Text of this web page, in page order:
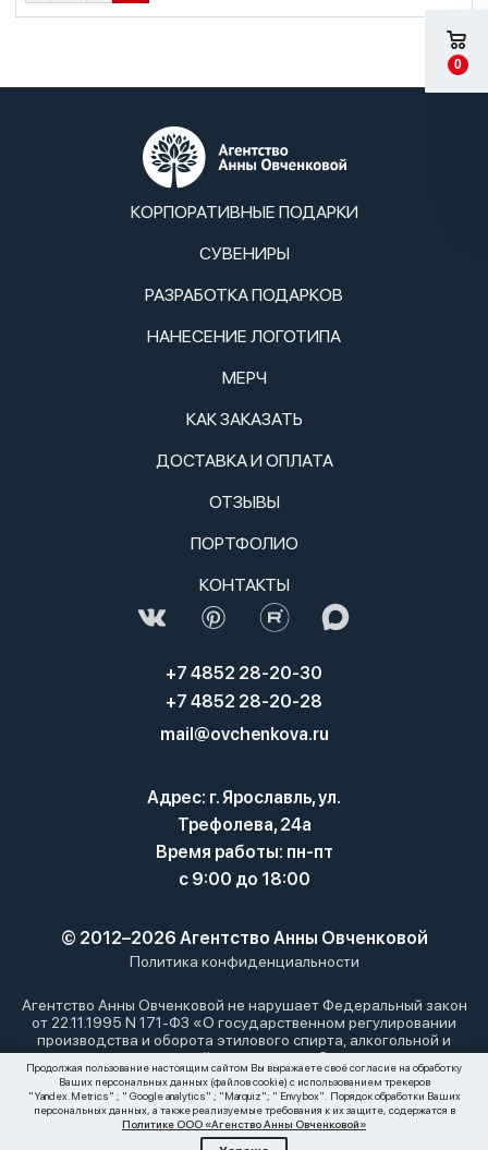
КОРПОРАТИВНЫЕ ПОДАРКИ
СУВЕНИРЫ
РАЗРАБОТКА ПОДАРКОВ
НАНЕСЕНИЕ ЛОГОТИПА
МЕРЧ
КАК ЗАКАЗАТЬ
ДОСТАВКА И ОПЛАТА
ОТЗЫВЫ
ПОРТФОЛИО
КОНТАКТЫ
+7 4852 28-20-30
+7 4852 28-20-28
mail@ovchenkova.ru
Адрес: г. Ярославль, ул.
Трефолева, 24а
Время работы: пн-пт
с 9:00 до 18:00
Политика конфиденциальности
© 2012–2026 Агентство Анны Овченковой
Агентство Анны Овченковой не нарушает Федеральный закон
от 22.11.1995 N 171-ФЗ «О государственном регулировании
производства и оборота этилового спирта, алкогольной и
спиртосодержащей продукции и об ограничении
потребления (распития) алкогольной продукции»: мы не
осуществляем дистанционную торговлю алкоголем. Все
материалы, размещенные на этом сайте, носят
информационный характер и не являются публичной офертой.
0
Продолжая пользование настоящим сайтом Вы выражаете своё согласие на обработку
Ваших персональных данных (файлов cookie) с использованием трекеров
"Yandex.Metrics" ; " Google analytics" ; "Marquiz"; " Envybox". Порядок обработки Ваших
персональных данных, а также реализуемые требования к их защите, содержатся в
Политике ООО «Агенство Анны Овченковой»